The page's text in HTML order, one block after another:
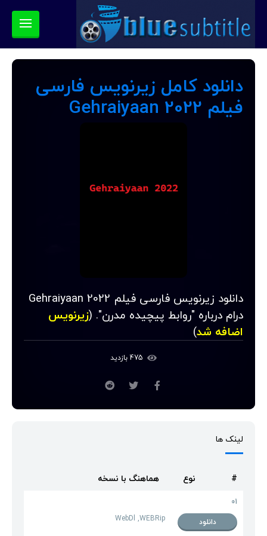
دانلود کامل زیرنویس فارسی
فیلم Gehraiyaan 2022
دانلود زیرنویس فارسی فیلم Gehraiyaan 2022
درام درباره "روابط پیچیده مدرن". (زیرنویس
اضافه شد)
لینک ها
# نوع هماهنگ با نسخه
01
دانلود
WebDl ,WEBRip